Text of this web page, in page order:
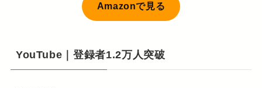
Amazonで見る
YouTube｜登録者1.2万人突破